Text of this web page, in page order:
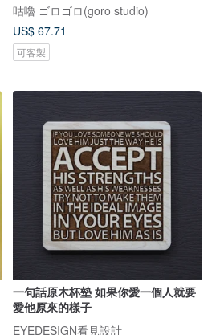
咕嚕 ゴロゴロ(goro studio)
US$ 67.71
可客製
一句話原木杯墊 如果你愛一個人就要
愛他原來的樣子
EYEDESIGN看見設計